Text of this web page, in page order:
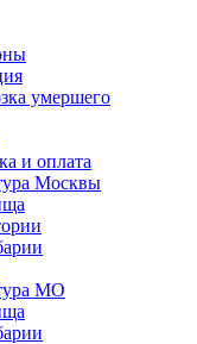
умершего
и оплата
Москвы
МО